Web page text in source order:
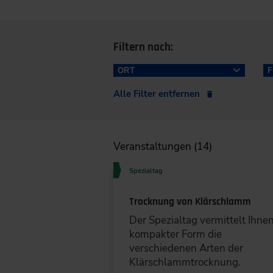
Filtern nach:
ORT
Duisburg/Essen/Dortmund (2)
Düsseldorf/Wuppertal (2)
Köln/Bonn (2)
Stuttgart (2)
Würzburg (2)
Alle Filter entfernen
Veranstaltungen (14)
Spezialtag
Trocknung von Klärschlamm
Der Spezialtag vermittelt
kompakter Form die
verschiedenen Arten der
Klärschlammtrocknung.